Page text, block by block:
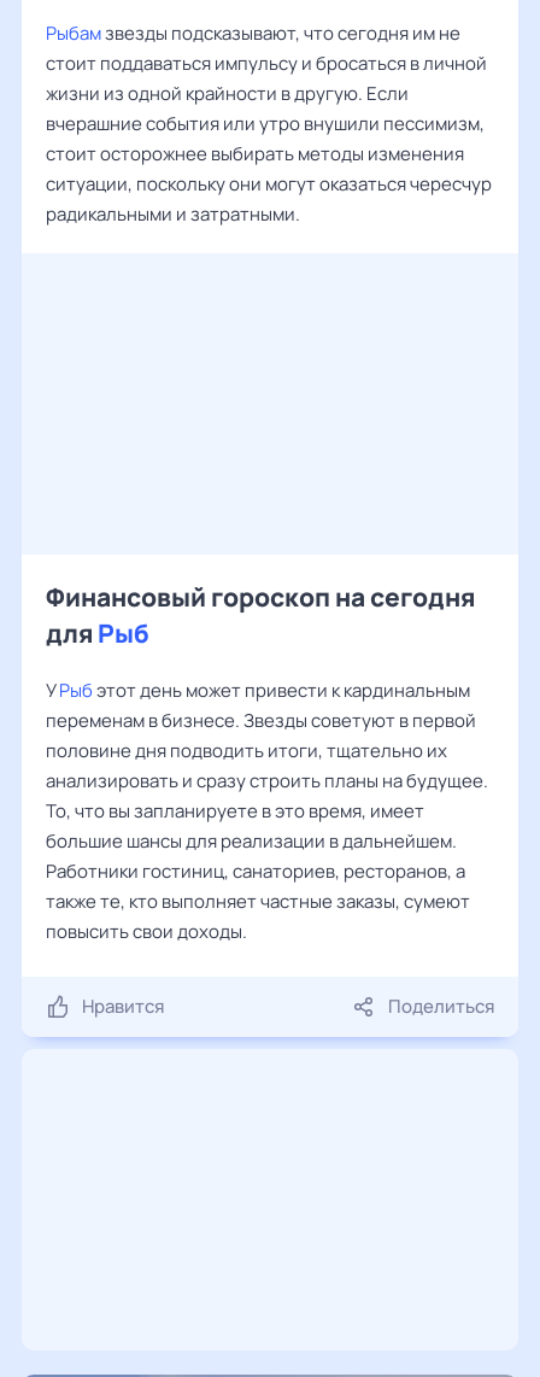
Рыбамзвезды подсказывают, что сегодня им не
стоит поддаваться импульсу и бросаться в личной
жизни из одной крайности в другую. Если
вчерашние события или утро внушили пессимизм,
стоит осторожнее выбирать методы изменения
ситуации, поскольку они могут оказаться чересчур
радикальными и затратными.
Финансовый гороскоп на сегодня
для Рыб
УРыбэтот день может привести к кардинальным
переменам в бизнесе. Звезды советуют в первой
половине дня подводить итоги, тщательно их
анализировать и сразу строить планы на будущее.
То, что вы запланируете в это время, имеет
большие шансы для реализации в дальнейшем.
Работники гостиниц, санаториев, ресторанов, а
также те, кто выполняет частные заказы, сумеют
повысить свои доходы.
Нравится Поделиться